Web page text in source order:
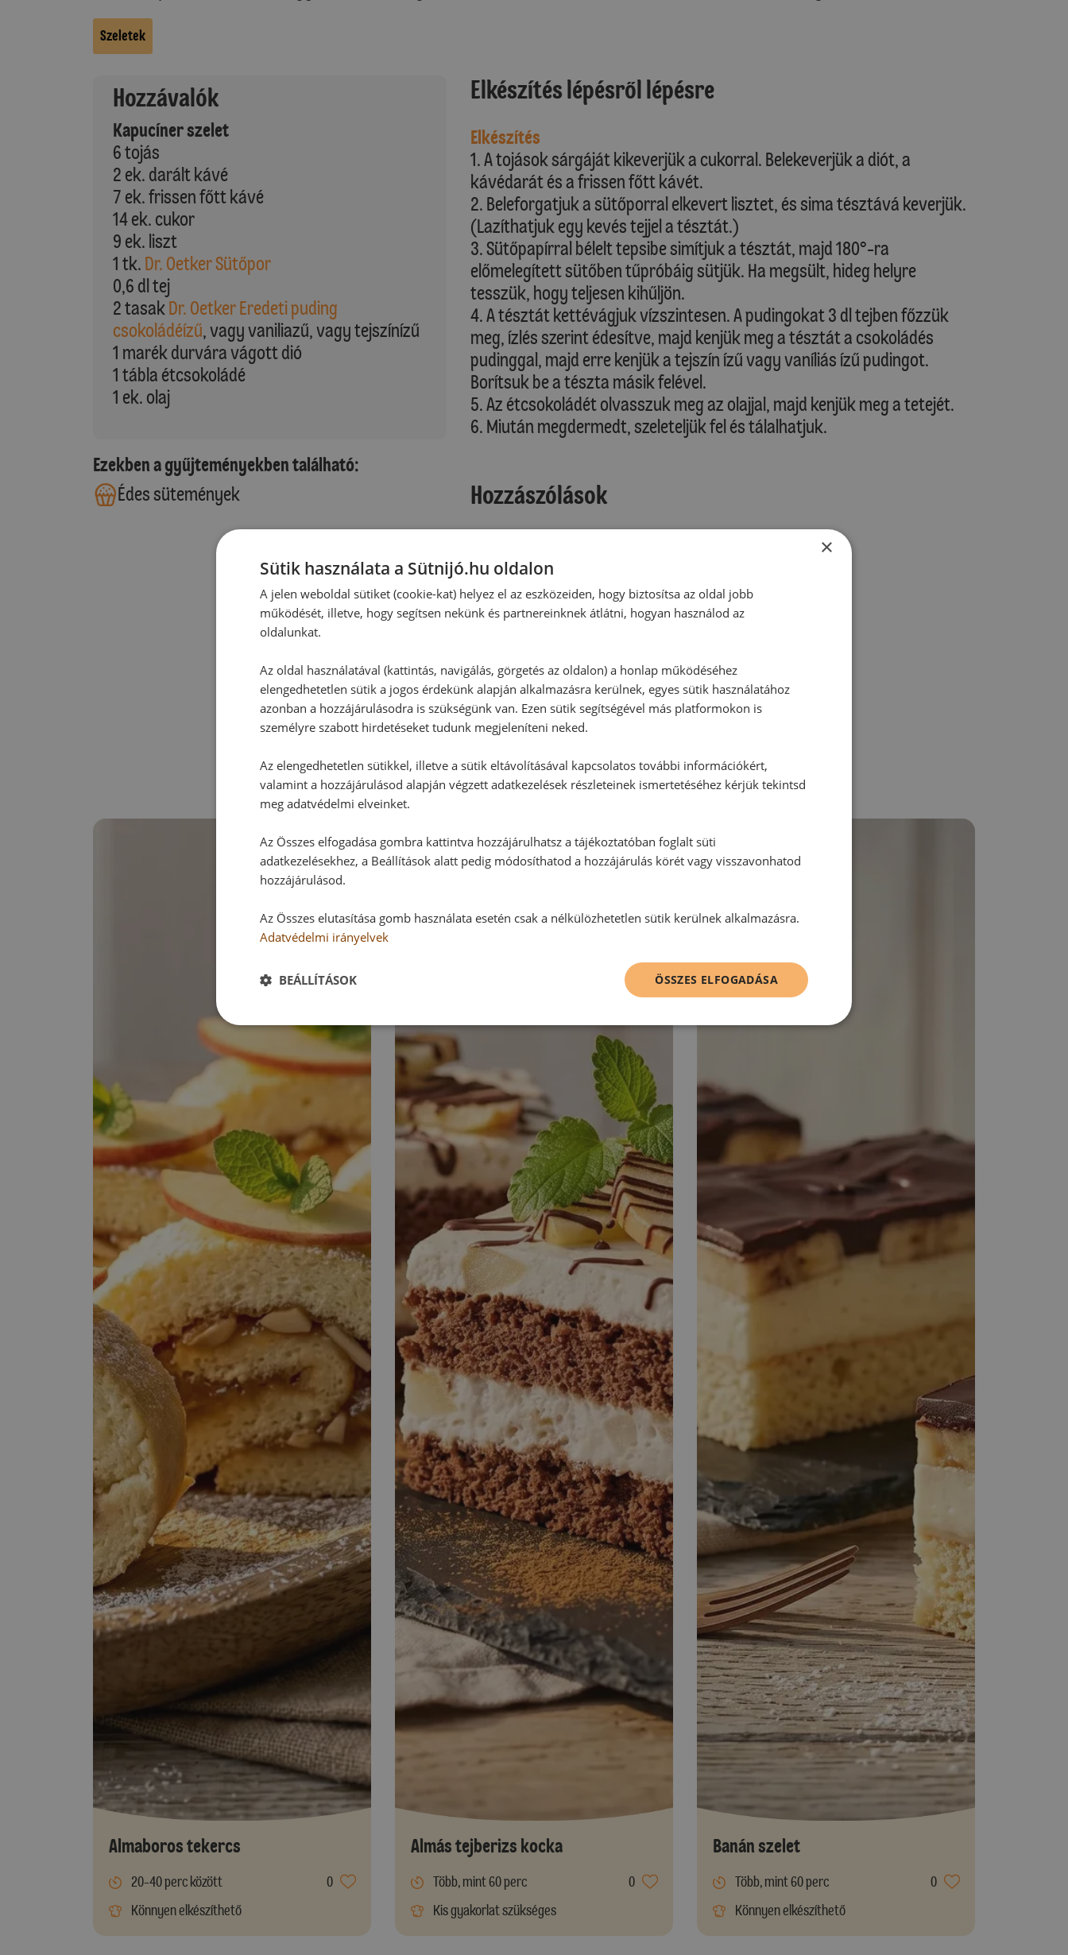
Szeletek
Hozzávalók
Kapucíner szelet
6 tojás
2 ek. darált kávé
7 ek. frissen főtt kávé
14 ek. cukor
9 ek. liszt
1 tk. Dr. Oetker Sütőpor
0,6 dl tej
2 tasakDr. Oetker Eredeti puding
csokoládéízű, vagy vaniliazű, vagy tejszínízű
1 marék durvára vágott dió
1 tábla étcsokoládé
1 ek. olaj
Ezekben a gyűjteményekben található:
Édes sütemények
Elkészítés lépésről lépésre
Elkészítés
1. A tojások sárgáját kikeverjük a cukorral. Belekeverjük a diót, a
kávédarát és a frissen főtt kávét.
2. Beleforgatjuk a sütőporral elkevert lisztet, és sima tésztává keverjük.
(Lazíthatjuk egy kevés tejjel a tésztát.)
3. Sütőpapírral bélelt tepsibe simítjuk a tésztát, majd 180°-ra
előmelegített sütőben tűpróbáig sütjük. Ha megsült, hideg helyre
tesszük, hogy teljesen kihűljön.
4. A tésztát kettévágjuk vízszintesen. A pudingokat 3 dl tejben főzzük
meg, ízlés szerint édesítve, majd kenjük meg a tésztát a csokoládés
pudinggal, majd erre kenjük a tejszín ízű vagy vaníliás ízű pudingot.
Borítsuk be a tészta másik felével.
5. Az étcsokoládét olvasszuk meg az olajjal, majd kenjük meg a tetejét.
6. Miután megdermedt, szeleteljük fel és tálalhatjuk.
Hozzászólások
Hozzászólás írása
Vélemény írásához, kérjük, jelentkezz be!
RECEPTAJÁNLÓ
Almaboros tekercs
20-40 perc között
0
Könnyen elkészíthető
Almás tejberizs kocka
Több, mint 60 perc
0
Kis gyakorlat szükséges
Banán szelet
Több, mint 60 perc
0
Könnyen elkészíthető
×
Sütik használata a Sütnijó.hu oldalon
A jelen weboldal sütiket (cookie-kat) helyez el az eszközeiden, hogy biztosítsa az oldal jobb
működését, illetve, hogy segítsen nekünk és partnereinknek átlátni, hogyan használod az
oldalunkat.
Az oldal használatával (kattintás, navigálás, görgetés az oldalon) a honlap működéséhez
elengedhetetlen sütik a jogos érdekünk alapján alkalmazásra kerülnek, egyes sütik használatához
azonban a hozzájárulásodra is szükségünk van. Ezen sütik segítségével más platformokon is
személyre szabott hirdetéseket tudunk megjeleníteni neked.
Az elengedhetetlen sütikkel, illetve a sütik eltávolításával kapcsolatos további információkért,
valamint a hozzájárulásod alapján végzett adatkezelések részleteinek ismertetéséhez kérjük tekintsd
meg adatvédelmi elveinket.
Az Összes elfogadása gombra kattintva hozzájárulhatsz a tájékoztatóban foglalt süti
adatkezelésekhez, a Beállítások alatt pedig módosíthatod a hozzájárulás körét vagy visszavonhatod
hozzájárulásod.
Az Összes elutasítása gomb használata esetén csak a nélkülözhetetlen sütik kerülnek alkalmazásra.
Adatvédelmi irányelvek
ÖSSZES ELFOGADÁSA
BEÁLLÍTÁSOK